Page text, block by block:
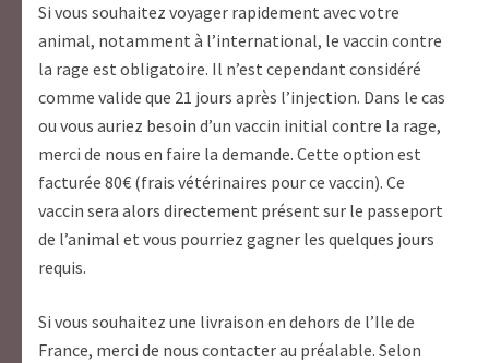
Si vous souhaitez voyager rapidement avec votre
animal, notamment à l’international, le vaccin contre
la rage est obligatoire. Il n’est cependant considéré
comme valide que 21 jours après l’injection. Dans le cas
ou vous auriez besoin d’un vaccin initial contre la rage,
merci de nous en faire la demande. Cette option est
facturée 80€ (frais vétérinaires pour ce vaccin). Ce
vaccin sera alors directement présent sur le passeport
de l’animal et vous pourriez gagner les quelques jours
requis.
Si vous souhaitez une livraison en dehors de l’Ile de
France, merci de nous contacter au préalable. Selon